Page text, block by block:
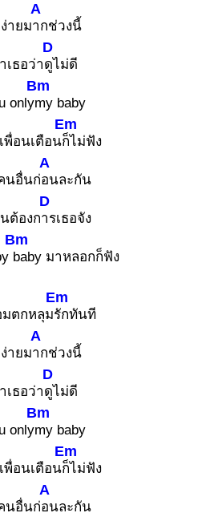
ายม
A
ากช่วงนี้
เธอว่า
D
ดูไม่ดี
only
Bm
my baby
พื่อนเตือน
Em
ก็ไม่ฟัง
นอื่นก่
A
อนละกัน
ต้องก
D
ารเธอจัง
Bm
baby มาหลอกก็ฟัง
ตกหลุม
Em
รักทันที
ายม
A
ากช่วงนี้
เธอว่า
D
ดูไม่ดี
only
Bm
my baby
พื่อนเตือน
Em
ก็ไม่ฟัง
นอื่นก่
A
อนละกัน